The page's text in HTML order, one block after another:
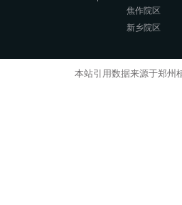
焦作院区
新乡院区
本站引用数据来源于郑州